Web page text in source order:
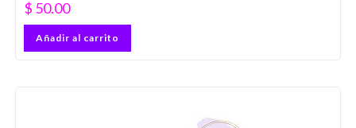
$ 50.00
Añadir al carrito